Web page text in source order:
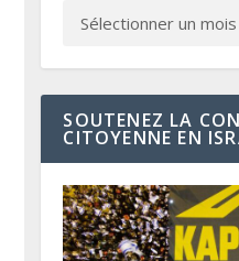
SOUTENEZ LA
CITOYENNE EN